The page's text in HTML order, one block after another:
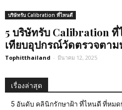
บริษัทรับ Calibration ที่ไหนดี
5 บริษัทรับ Calibration
เทียบอุปกรณ์วัดตรวจตา
Tophitthailand - มีนาคม 12, 2025
เรื่องล่าสุด
5 อันดับ คลินิกรักษาฝ้า ที่ไหนดี ที่หม